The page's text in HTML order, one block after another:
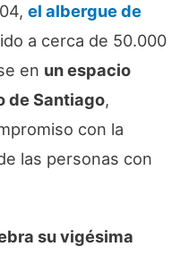
el albergue de
a cerca de 50.000
en un espacio
de Santiago,
con la
las personas con
su vigésima